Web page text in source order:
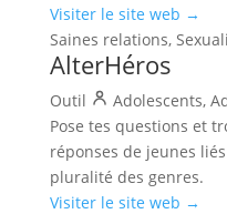
Visiter le site web →
Saines relations,
AlterHéros
Outil Adolescents,
Pose tes questions et
réponses de jeunes
pluralité des genres.
Visiter le site web →